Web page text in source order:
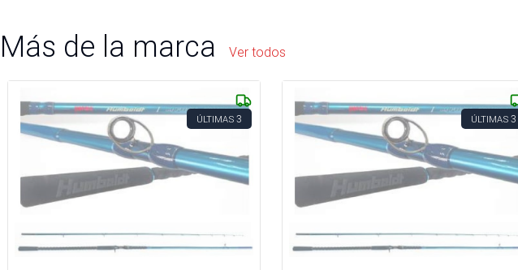
Más de la marca Ver todos
ÚLTIMAS 3 ÚLTIMAS 3